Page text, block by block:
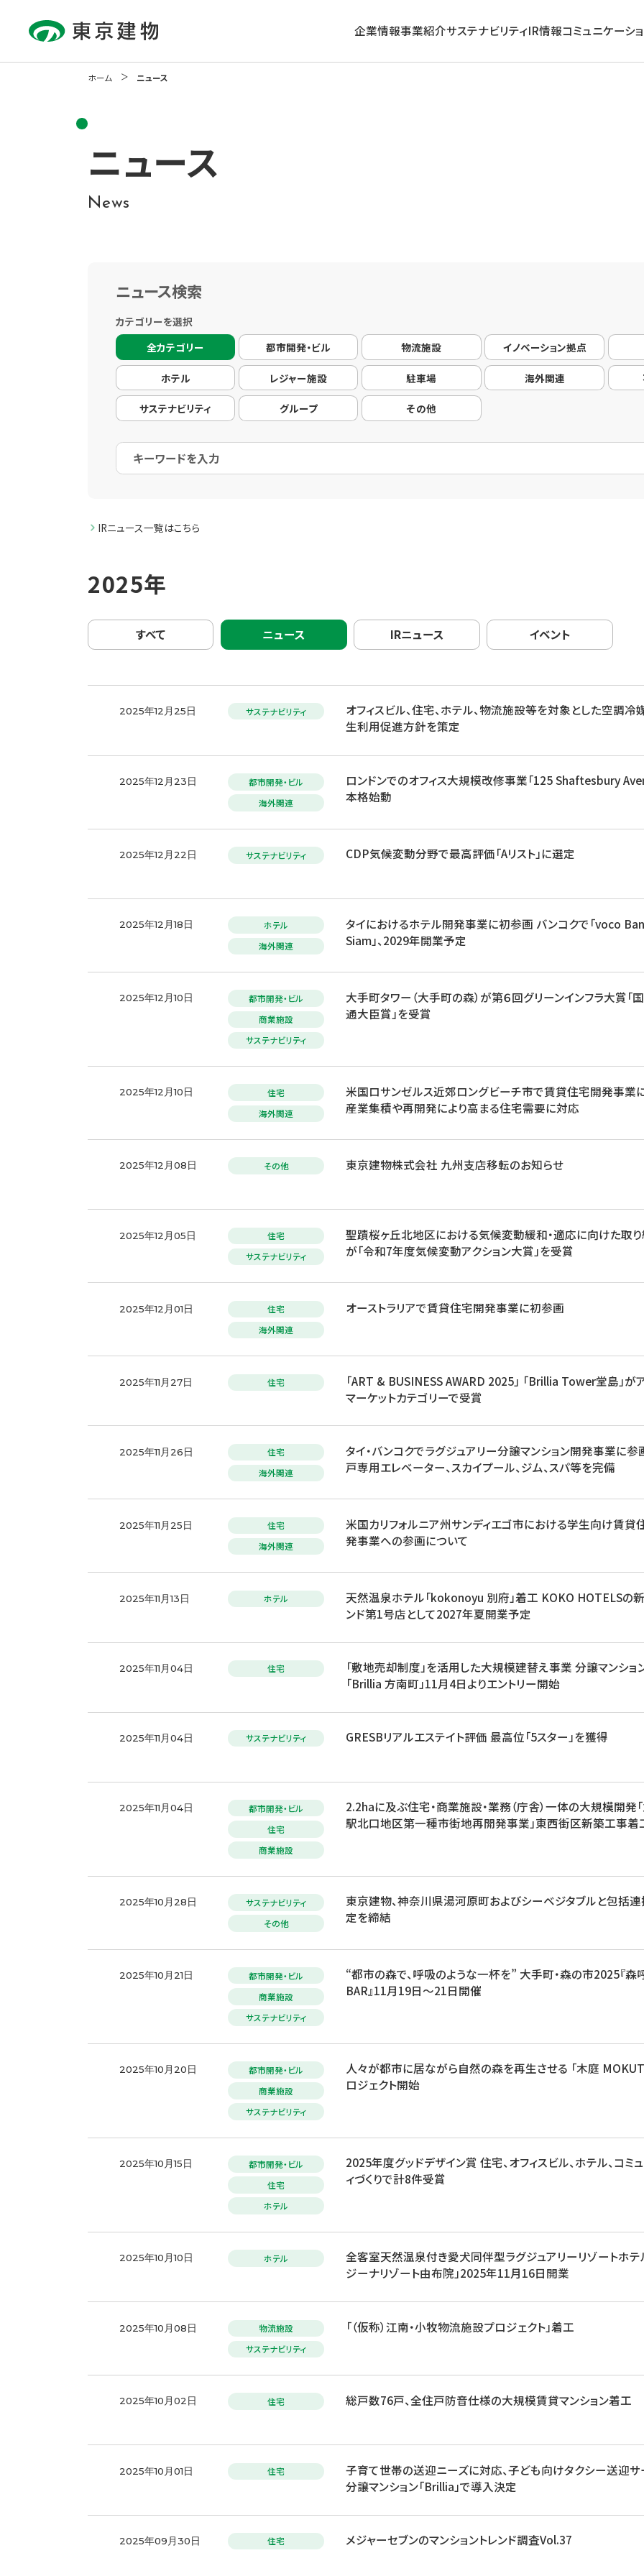
企業情報事業紹介サステナビリティIR情報コミュニケーシ
コミュニケーション活動
ホーム ニュース
ニュース
News
ニュース検索
カテゴリーを選択
全カテゴリー
都市開発・ビル 物流施設 イノベーション拠点
ホテル レジャー施設 駐車場 海外関連
サステナビリティ グループ その他
IRニュース一覧はこちら
2025年
すべて ニュース IRニュース イベント
2025年12月25日 サステナビリティ
オフィスビル、住宅、ホテル、物流施設等を対象とした空調冷
生利用促進方針を策定
2025年12月23日
都市開発・ビル
海外関連
ロンドンでのオフィス大規模改修事業「125 Shaftesbury
本格始動
2025年12月22日 サステナビリティ CDP気候変動分野で最高評価「Aリスト」に選定
2025年12月18日
ホテル
海外関連
タイにおけるホテル開発事業に初参画 バンコクで「voco
Siam」、2029年開業予定
2025年12月10日
都市開発・ビル
商業施設
サステナビリティ
大手町タワー（大手町の森）が第６回グリーンインフラ大賞「
通大臣賞」を受賞
2025年12月10日
住宅
海外関連
米国ロサンゼルス近郊ロングビーチ市で賃貸住宅開発事業
産業集積や再開発により高まる住宅需要に対応
2025年12月08日 その他 東京建物株式会社 九州支店移転のお知らせ
2025年12月05日
住宅
サステナビリティ
聖蹟桜ヶ丘北地区における気候変動緩和・適応に向けた取
が「令和7年度気候変動アクション大賞」を受賞
2025年12月01日
住宅
海外関連
オーストラリアで賃貸住宅開発事業に初参画
2025年11月27日 住宅
「ART & BUSINESS AWARD 2025」 「Brillia Tower堂島」が
マーケットカテゴリーで受賞
2025年11月26日
住宅
海外関連
タイ・バンコクでラグジュアリー分譲マンション開発事業に参
戸専用エレベーター、スカイプール、ジム、スパ等を完備
2025年11月25日
住宅
海外関連
米国カリフォルニア州サンディエゴ市における学生向け賃貸
発事業への参画について
2025年11月13日 ホテル
天然温泉ホテル「kokonoyu 別府」着工 KOKO HOTELSの
ンド第1号店として2027年夏開業予定
2025年11月04日 住宅
「敷地売却制度」を活用した大規模建替え事業 分譲マンショ
「Brillia 方南町」11月4日よりエントリー開始
2025年11月04日 サステナビリティ GRESBリアルエステイト評価 最高位「5スター」を獲得
2025年11月04日
都市開発・ビル
住宅
商業施設
2.2haに及ぶ住宅・商業施設・業務（庁舎）一体の大規模開発
駅北口地区第一種市街地再開発事業」東西街区新築工事着
2025年10月28日
サステナビリティ
その他
東京建物、神奈川県湯河原町およびシーベジタブルと包括
定を締結
2025年10月21日
都市開発・ビル
商業施設
サステナビリティ
“都市の森で、呼吸のような一杯を” 大手町・森の市2025『森
BAR』11月19日～21日開催
2025年10月20日
都市開発・ビル
商業施設
サステナビリティ
人々が都市に居ながら自然の森を再生させる 「木庭
ロジェクト開始
2025年10月15日
都市開発・ビル
住宅
ホテル
2025年度グッドデザイン賞 住宅、オフィスビル、ホテル、コミ
ィづくりで計8件受賞
2025年10月10日 ホテル
全客室天然温泉付き愛犬同伴型ラグジュアリーリゾートホテ
ジーナリゾート由布院」2025年11月16日開業
2025年10月08日
物流施設
サステナビリティ
「（仮称）江南・小牧物流施設プロジェクト」着工
2025年10月02日 住宅 総戸数76戸、全住戸防音仕様の大規模賃貸マンション着工
2025年10月01日 住宅
子育て世帯の送迎ニーズに対応、子ども向けタクシー送迎サ
分譲マンション「Brillia」で導入決定
2025年09月30日 住宅 メジャーセブンのマンショントレンド調査Vol.37